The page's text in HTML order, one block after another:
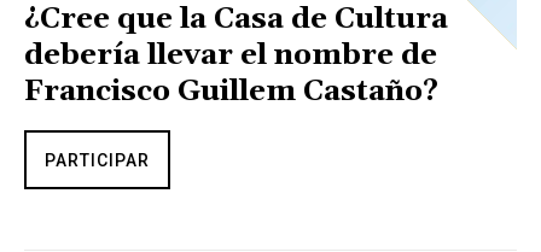
¿Cree que la Casa de Cultura
debería llevar el nombre de
Francisco Guillem Castaño?
PARTICIPAR